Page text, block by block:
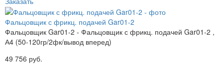
Фальцовщик с фрикц. подачей Gar01-2
Фальцовщик Gar01-2 - Фальцовщик с фрикц. подачей Gar01-2 ,
А4 (50-120гр/2фк/вывод вперед)
49 756 руб.